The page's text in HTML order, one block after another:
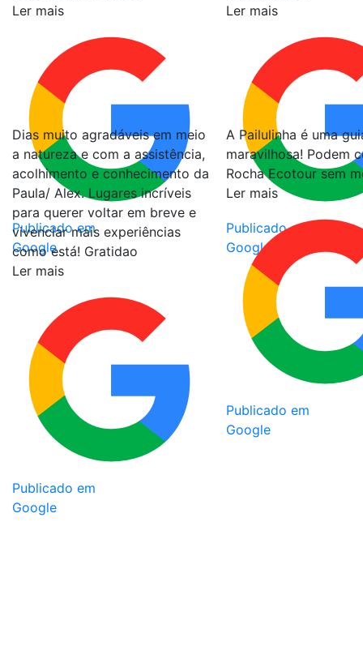
Ler mais
Publicado em
Google
Ler mais
Publicado em
Google
Dias muito agradáveis em meio
a natureza e com a assistência,
acolhimento e conhecimento da
Paula/ Alex. Lugares incríveis
para querer voltar em breve e
vivenciar mais experiências
como está! Gratidao
Ler mais
Publicado em
Google
A Pailulinha é uma
maravilhosa! Podem
Rocha Ecotour sem
Ler mais
Publicado em
Google